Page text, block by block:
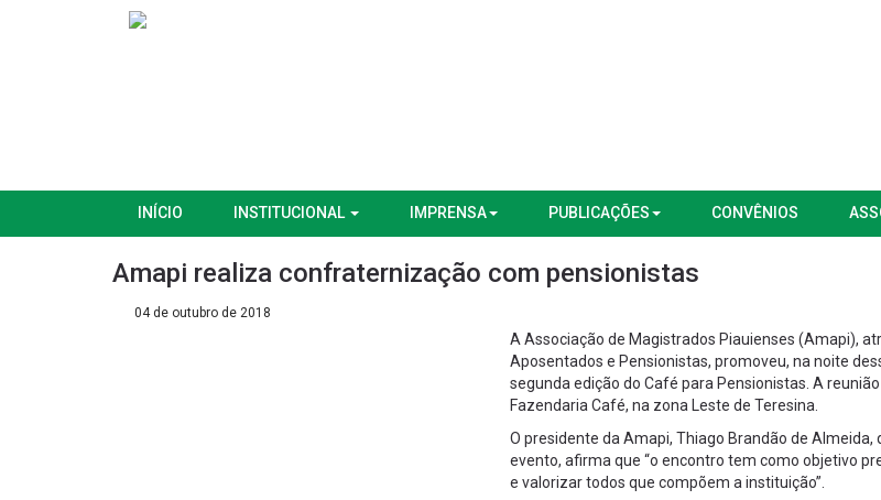
INÍCIO INSTITUCIONAL IMPRENSA PUBLICAÇÕES CONVÊNIOS
Amapi realiza confraternização com pensionistas
04 de outubro de 2018
A Associação de Magistrados Piauienses (Amapi),
Aposentados e Pensionistas, promoveu, na noite
segunda edição do Café para Pensionistas. A
Fazendaria Café, na zona Leste de Teresina.
O presidente da Amapi, Thiago Brandão de Almeida,
evento, afirma que “o encontro tem como objetivo
e valorizar todos que compõem a instituição”.